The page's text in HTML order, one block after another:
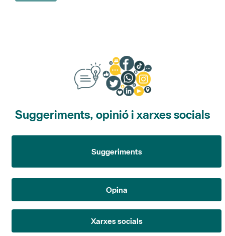
Suggeriments, opinió i xarxes socials
Suggeriments
Opina
Xarxes socials